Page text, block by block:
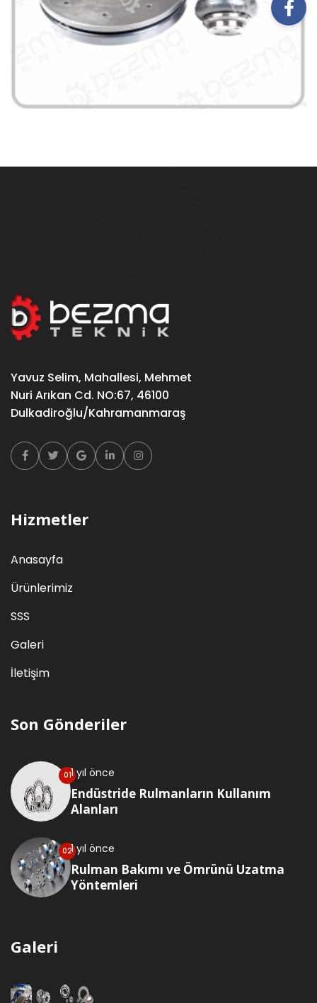
Yavuz Selim, Mahallesi, Mehmet
Nuri Arıkan Cd. NO:67, 46100
Dulkadiroğlu/Kahramanmaraş
Facebook
TwitterGoogleLinkedinInstagram
Hizmetler
Anasayfa
Ürünlerimiz
SSS
Galeri
İletişim
Son Gönderiler
1 yıl önce
Endüstride Rulmanların Kullanım
Alanları
1 yıl önce
Rulman Bakımı ve Ömrünü Uzatma
Yöntemleri
Galeri